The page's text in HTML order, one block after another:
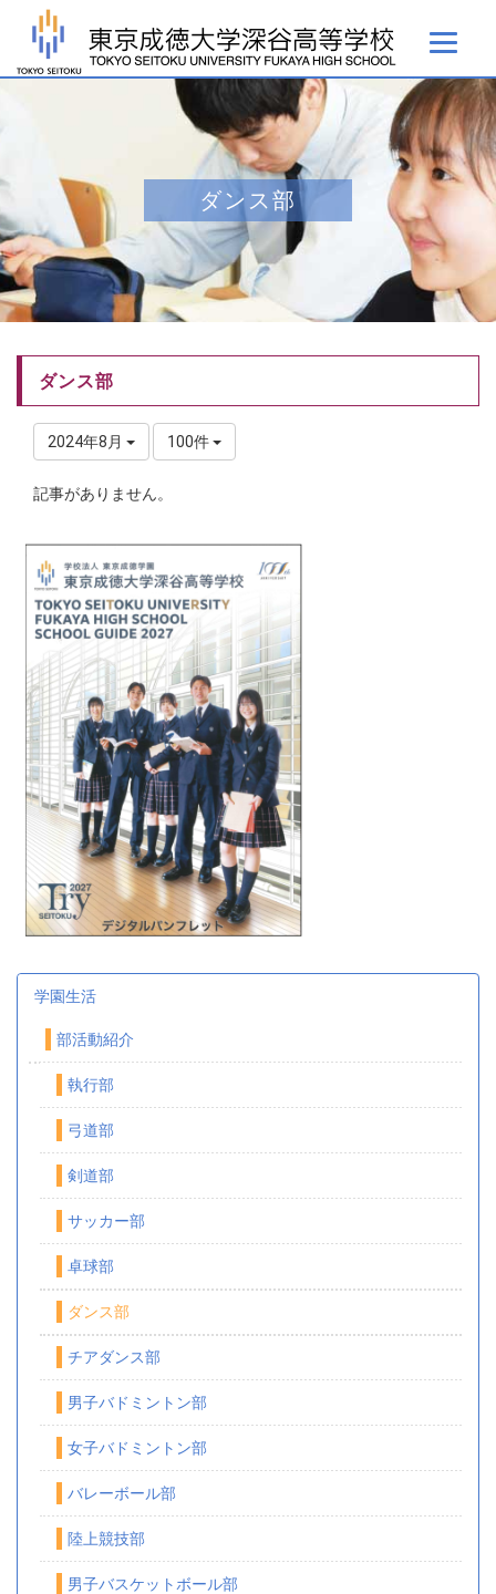
ダンス部
ダンス部
2024年8月 100件
記事がありません。
学園生活
部活動紹介
執行部
弓道部
剣道部
サッカー部
卓球部
ダンス部
チアダンス部
男子バドミントン部
女子バドミントン部
バレーボール部
陸上競技部
男子バスケットボール部